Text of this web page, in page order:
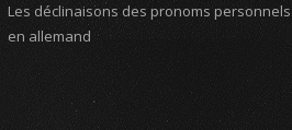
Les déclinaisons des pronoms personnels
en allemand